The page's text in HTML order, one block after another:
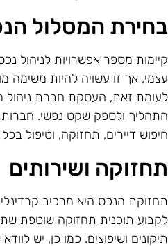
המסלול
מספר אפשרויות לניהול נכס
אך זו עשויה להיות משימה
זאת, העסקת חברת ניהול
ולספק שקט נפשי. חברות
דיירים, תחזוקה, וטיפול
ושירותים
הנכס היא מרכיב קרדינלי
תוכנית תחזוקה שוטפת
ושיפוצים. כמו כן, יש